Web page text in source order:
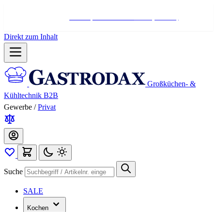
Direkt zum Inhalt
Großküchen- &
Kühltechnik B2B
Gewerbe / Privat
Suche
SALE
Kochen